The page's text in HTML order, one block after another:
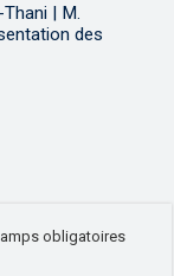
| M.
des
obligatoires